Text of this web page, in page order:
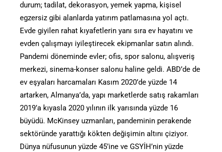
durum; tadilat, dekorasyon, yemek yapma, kişisel
egzersiz gibi alanlarda yatırım patlamasına yol açtı.
Evde giyilen rahat kıyafetlerin yanı sıra ev hayatını ve
evden çalışmayı iyileştirecek ekipmanlar satın alındı.
Pandemi döneminde evler; ofis, spor salonu, alışveriş
merkezi, sinema-konser salonu haline geldi. ABD’de de
ev eşyaları harcamaları Kasım 2020’de yüzde 14
artarken, Almanya’da, yapı marketlerde satış rakamları
2019’a kıyasla 2020 yılının ilk yarısında yüzde 16
büyüdü. McKinsey uzmanları, pandeminin perakende
sektöründe yarattığı kökten değişimin altını çiziyor.
Dünya nüfusunun yüzde 45’ine ve GSYİH’nin yüzde